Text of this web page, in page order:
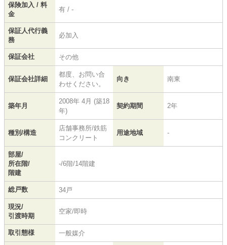
保険加入 / 料
金
有 / -
保証人代行義
務
必加入
保証会社 その他
保証会社詳細
都度、お問い合
わせください。
向き 南東
築年月
2008年 4月 (築18
年)
契約期間 2年
種別/構造
店舗事務所/鉄筋
コンクリート
用途地域 -
部屋/
所在階/
階建
-/6階/14階建
総戸数 34戸
現況/
引渡時期
空家/即時
取引態様 一般媒介